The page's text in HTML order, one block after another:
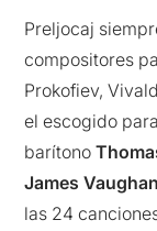
Preljocaj
compositores
Prokofiev,
el escogido
barítono
James Vaughan
las 24